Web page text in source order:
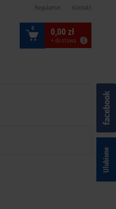
Regulamin Kontakt
0 0,00 zł
+ dostawa
Ulubione